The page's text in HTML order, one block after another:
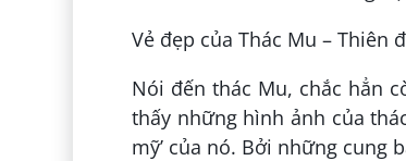
Vẻ đẹp của Thác Mu – Thiên
Nói đến thác Mu, chắc hẳn
thấy những hình ảnh của
mỹ’ của nó. Bởi những cung